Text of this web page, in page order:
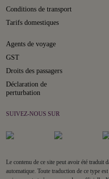
Conditions de transport
Tarifs domestiques
Agents de voyage
GST
Droits des passagers
Déclaration de
perturbation
SUIVEZ-NOUS SUR
Le contenu de ce site peut avoir été traduit
automatique. Toute traduction de ce type